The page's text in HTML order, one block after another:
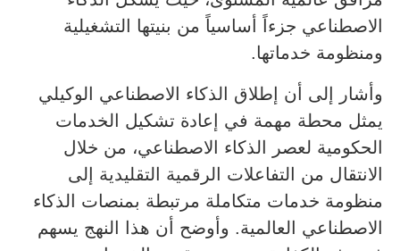
الاصطناعي جزءاً أساسياً من بنيتها التشغيلية
ومنظومة خدماتها.
وأشار إلى أن إطلاق الذكاء الاصطناعي الوكيلي
يمثل محطة مهمة في إعادة تشكيل الخدمات
الحكومية لعصر الذكاء الاصطناعي، من خلال
الانتقال من التفاعلات الرقمية التقليدية إلى
منظومة خدمات متكاملة مرتبطة بمنصات الذكاء
الاصطناعي العالمية. وأوضح أن هذا النهج يسهم